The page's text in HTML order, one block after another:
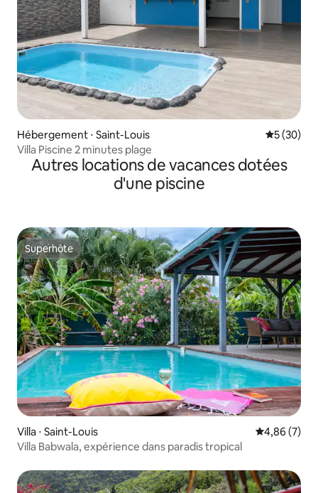
Hébergement ⋅ Saint-Louis
5 (30)
Villa Piscine 2 minutes plage
Autres locations de vacances dotées
d'une piscine
Superhôte
Superhôte
Villa ⋅ Saint-Louis Évaluation
4,86 (7)
Villa Babwala, expérience dans paradis tropical